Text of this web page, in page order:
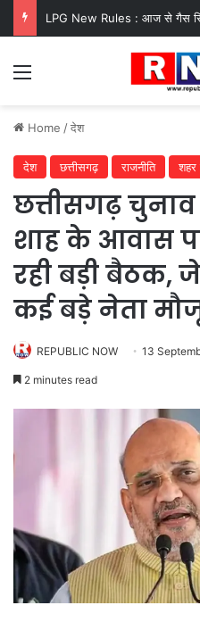
Menu
Home /देश
देश छत्तीसगढ़ राजनीति शहर
छत्तीसगढ़
शाह के आवास
रही बड़ी बैठक,
कई बड़े नेता
REPUBLIC NOW 13
2 minutes read